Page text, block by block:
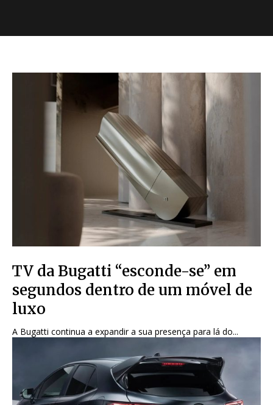
TV da Bugatti “esconde-se” em
segundos dentro de um móvel de
luxo
A Bugatti continua a expandir a sua presença para lá do...